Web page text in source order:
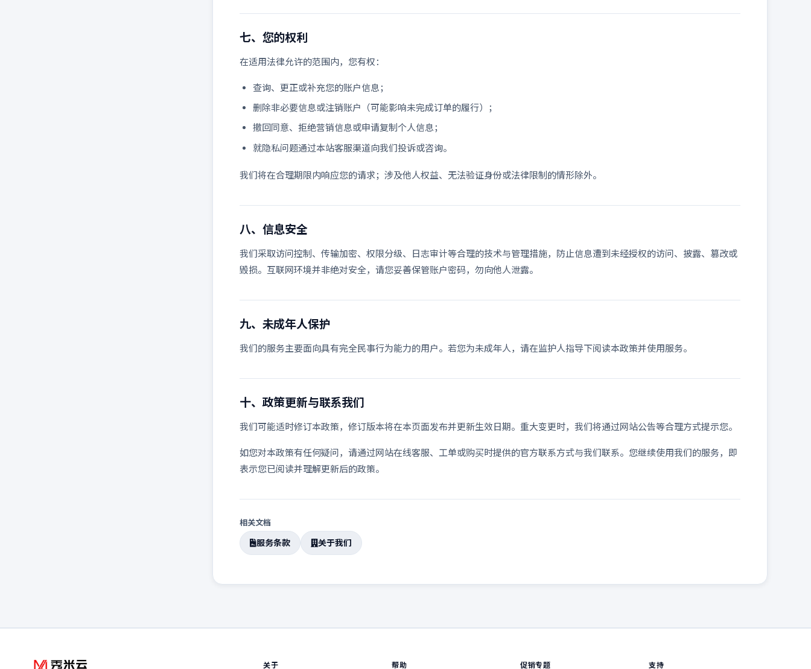
七、您的权利
在适用法律允许的范围内，您有权：
查询、更正或补充您的账户信息；
删除非必要信息或注销账户（可能影响未完成订单的履行）；
撤回同意、拒绝营销信息或申请复制个人信息；
就隐私问题通过本站客服渠道向我们投诉或咨询。
我们将在合理期限内响应您的请求；涉及他人权益、无法验证身份或法律限制的情形除外。
八、信息安全
我们采取访问控制、传输加密、权限分级、日志审计等合理的技术与管理措施，防止信息遭到未经授权的访问、披露、篡改或
毁损。互联网环境并非绝对安全，请您妥善保管账户密码，勿向他人泄露。
九、未成年人保护
我们的服务主要面向具有完全民事行为能力的用户。若您为未成年人，请在监护人指导下阅读本政策并使用服务。
十、政策更新与联系我们
我们可能适时修订本政策，修订版本将在本页面发布并更新生效日期。重大变更时，我们将通过网站公告等合理方式提示您。
如您对本政策有任何疑问，请通过网站在线客服、工单或购买时提供的官方联系方式与我们联系。您继续使用我们的服务，即
表示您已阅读并理解更新后的政策。
相关文档
服务条款 关于我们
关于 帮助 促销专题 支持